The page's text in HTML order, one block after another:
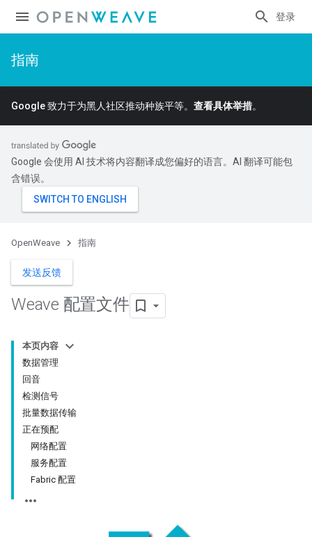
登录
指南
Google 致力于为黑人社区推动种族平等。 查看具体举措。
Google 会使用 AI 技术将内容翻译成您偏好的语言。AI 翻译可能包
含错误。
OpenWeave 指南
发送反馈
Weave 配置文件
本页内容
数据管理
回音
检测信号
批量数据传输
正在预配
网络配置
服务配置
Fabric 配置